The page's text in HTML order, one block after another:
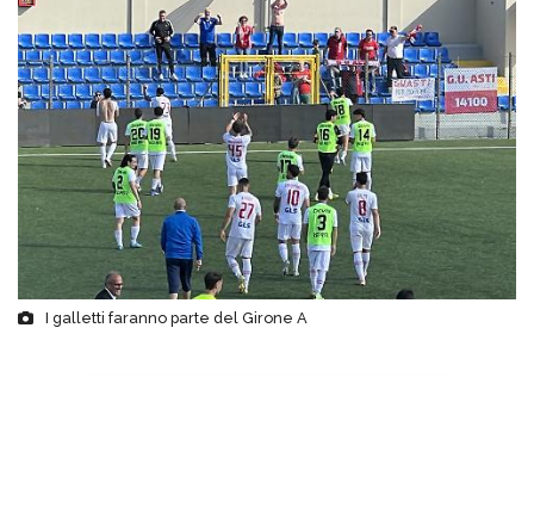
I galletti faranno parte del Girone A